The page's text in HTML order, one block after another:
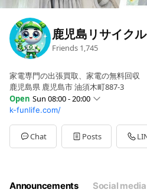
鹿児島リサイク
Friends 1,745
家電専門の出張買取、家電の無料回収
鹿児島県 鹿児島市 油須木町887-3
Open Sun 08:00 - 20:00
Sun08:00 - 20:00
Mon08:00 - 20:00
Tue08:00 - 20:00
Wed08:00 - 20:00
k-funlife.com/
Chat Posts
Announcements Social media